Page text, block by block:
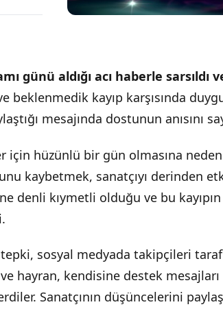
günü aldığı acı haberle sarsıldı
beklenmedik kayıp karşısında
mesajında dostunun anısını
için hüzünlü bir gün olmasına
kaybetmek, sanatçıyı derinden
denli kıymetli olduğu ve bu kayıpın
sosyal medyada takipçileri
hayran, kendisine destek
Sanatçının düşüncelerini